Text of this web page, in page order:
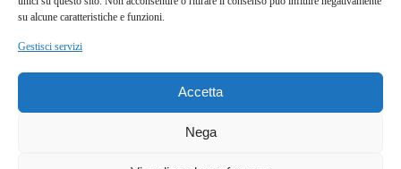
su alcune caratteristiche e funzioni.
Gestisci servizi
Accetta
Nega